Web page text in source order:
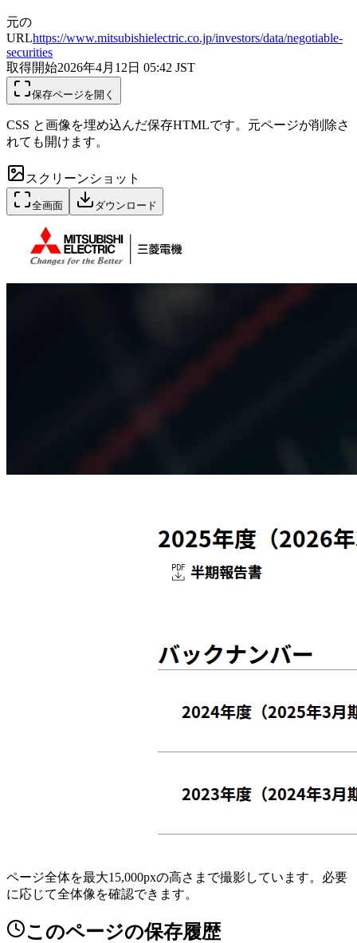
元の
URLhttps://www.mitsubishielectric.co.jp/investors/data/negotiable-
securities
取得開始2026年4月12日 05:42 JST
保存ページを開く
CSS と画像を埋め込んだ保存HTMLです。元ページが削除さ
れても開けます。
スクリーンショット
全画面 ダウンロード
ページ全体を最大15,000pxの高さまで撮影しています。必要
に応じて全体像を確認できます。
このページの保存履歴